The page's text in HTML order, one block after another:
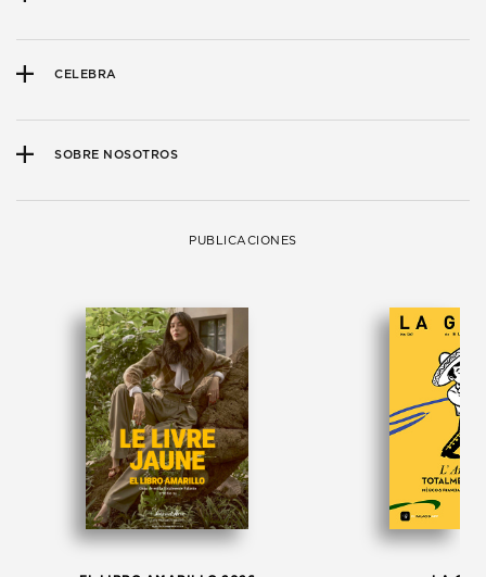
CELEBRA
SOBRE NOSOTROS
PUBLICACIONES